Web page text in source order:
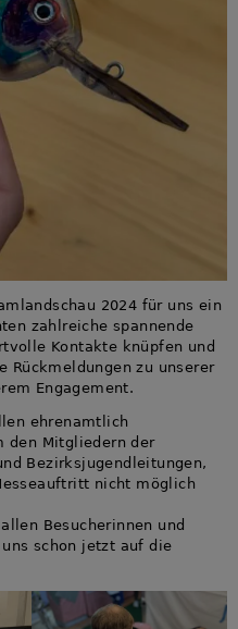
2024 für uns ein
zahlreiche spannende
Kontakte knüpfen und
Rückmeldungen zu unserer
Engagement.
ehrenamtlich
den Mitgliedern der
Bezirksjugendleitungen,
nicht möglich
Besucherinnen und
schon jetzt auf die